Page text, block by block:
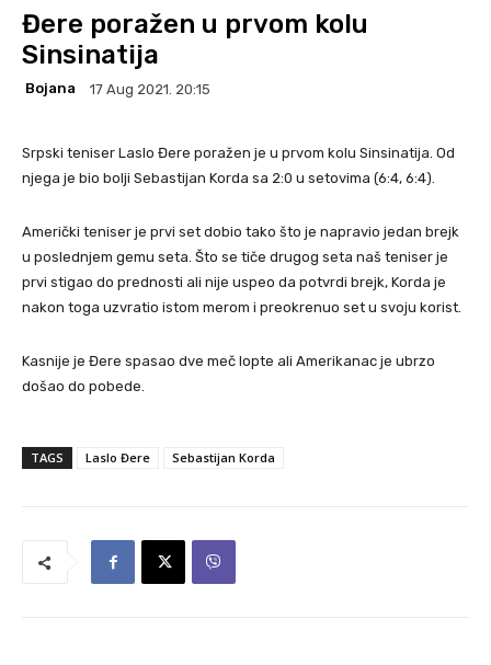
Đere poražen u prvom kolu
Sinsinatija
Bojana 17 Aug 2021. 20:15
Srpski teniser Laslo Đere poražen je u prvom kolu Sinsinatija. Od
njega je bio bolji Sebastijan Korda sa 2:0 u setovima (6:4, 6:4).
Američki teniser je prvi set dobio tako što je napravio jedan brejk
u poslednjem gemu seta. Što se tiče drugog seta naš teniser je
prvi stigao do prednosti ali nije uspeo da potvrdi brejk, Korda je
nakon toga uzvratio istom merom i preokrenuo set u svoju korist.
Kasnije je Đere spasao dve meč lopte ali Amerikanac je ubrzo
došao do pobede.
TAGS Laslo Đere Sebastijan Korda